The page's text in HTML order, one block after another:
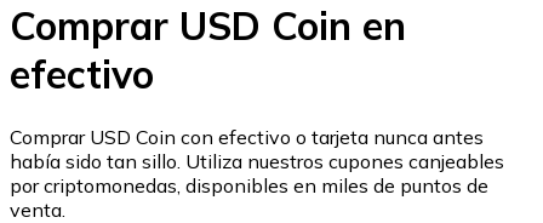
Ethereum
ETH
Comprar USD Coin en
efectivo
Comprar USD Coin con efectivo o tarjeta nunca antes
había sido tan sillo. Utiliza nuestros cupones canjeables
por criptomonedas, disponibles en miles de puntos de
venta.